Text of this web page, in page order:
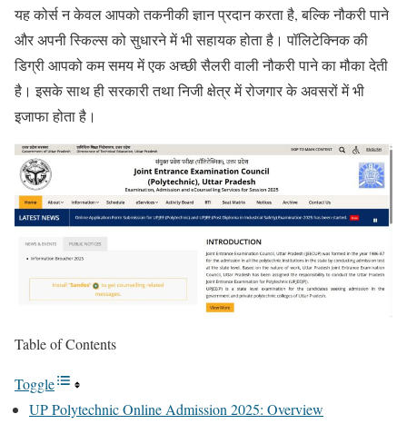
यह कोर्स न केवल आपको तकनीकी ज्ञान प्रदान करता है, बल्कि नौकरी पाने
और अपनी स्किल्स को सुधारने में भी सहायक होता है। पॉलिटेक्निक की
डिग्री आपको कम समय में एक अच्छी सैलरी वाली नौकरी पाने का मौका देती
है। इसके साथ ही सरकारी तथा निजी क्षेत्र में रोजगार के अवसरों में भी
इजाफा होता है।
Table of Contents
Toggle
UP Polytechnic Online Admission 2025: Overview